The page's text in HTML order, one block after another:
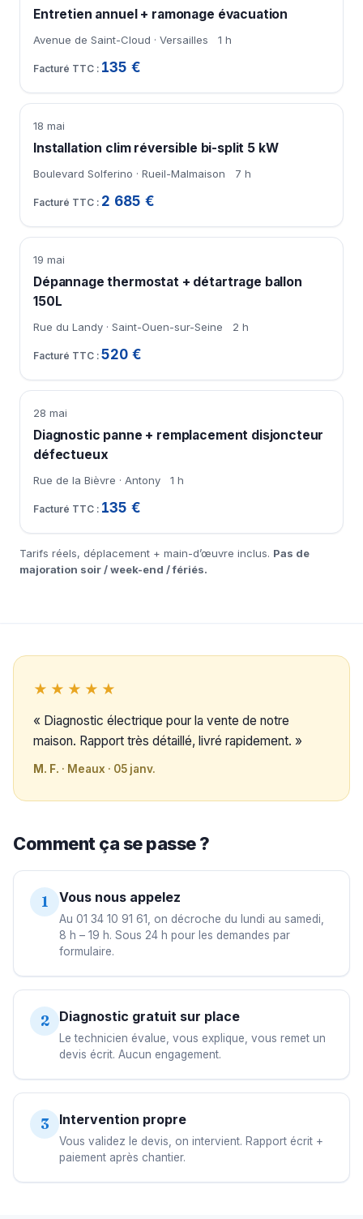
Entretien annuel + ramonage évacuation
Avenue de Saint-Cloud · Versailles 1 h
135 €
18 mai
Installation clim réversible bi-split 5 kW
Boulevard Solferino · Rueil-Malmaison 7 h
2 685 €
19 mai
Dépannage thermostat + détartrage ballon
150L
Rue du Landy · Saint-Ouen-sur-Seine 2 h
520 €
28 mai
Diagnostic panne + remplacement disjoncteur
défectueux
Rue de la Bièvre · Antony 1 h
135 €
Tarifs réels, déplacement + main-d’œuvre inclus. Pas de
majoration soir / week-end / fériés.
★★★★★
« Diagnostic électrique pour la vente de notre
maison. Rapport très détaillé, livré rapidement. »
M. F. · Meaux · 05 janv.
Comment ça se passe ?
1 Vous nous appelez
Au 01 34 10 91 61, on décroche du lundi au samedi,
8 h – 19 h. Sous 24 h pour les demandes par
formulaire.
2 Diagnostic gratuit sur place
Le technicien évalue, vous explique, vous remet un
devis écrit. Aucun engagement.
3 Intervention propre
Vous validez le devis, on intervient. Rapport écrit +
paiement après chantier.